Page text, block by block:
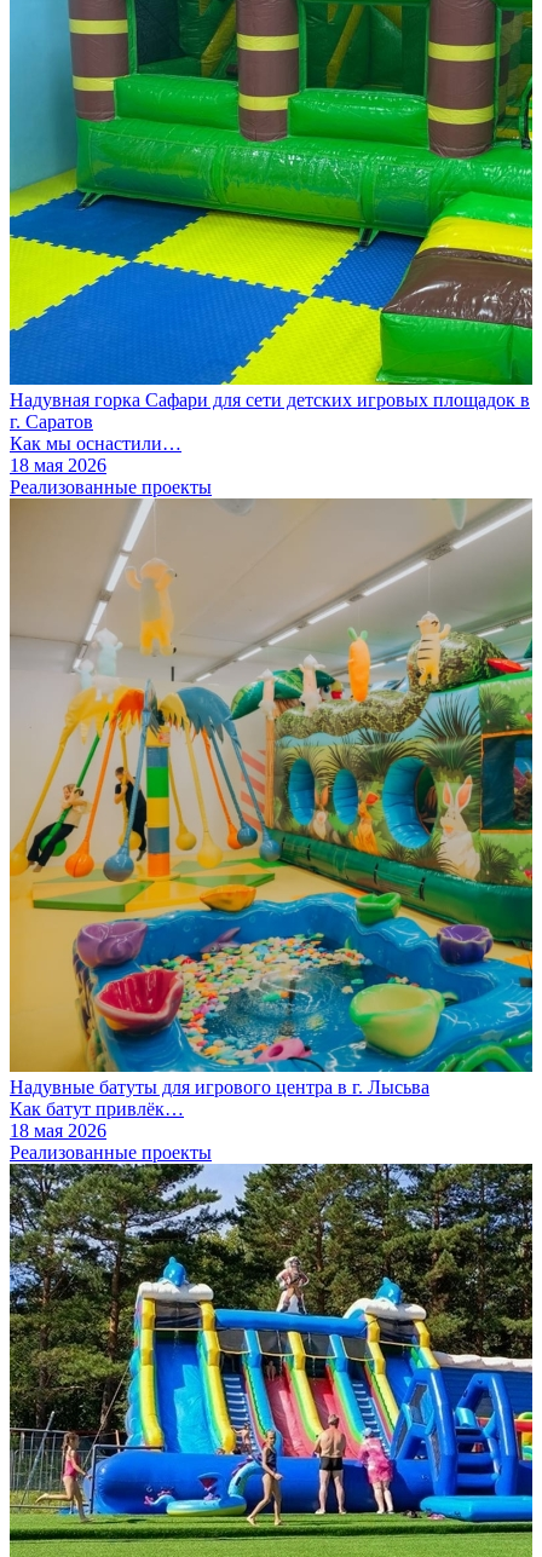
Надувная горка Сафари для сети детских игровых площадок в
г. Саратов
Как мы оснастили…
18 мая 2026
Реализованные проекты
Надувные батуты для игрового центра в г. Лысьва
Как батут привлёк…
18 мая 2026
Реализованные проекты